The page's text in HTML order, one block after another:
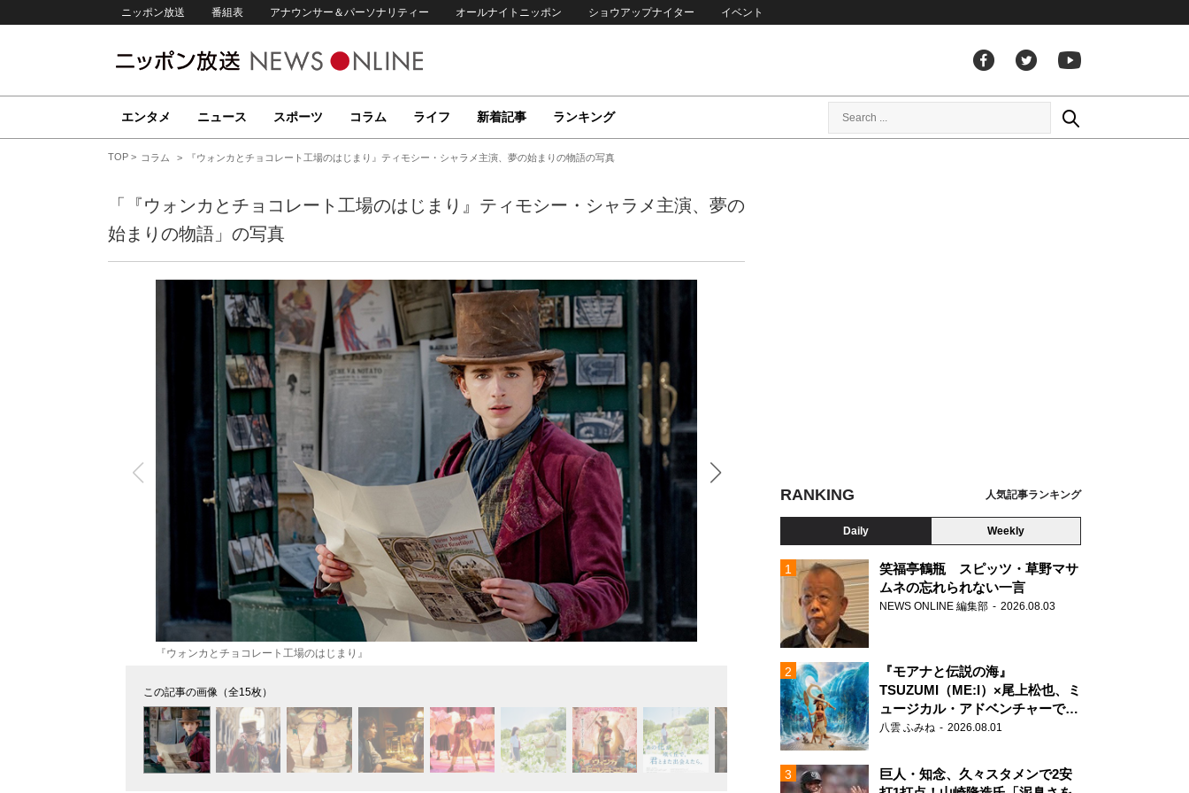
ニッポン放送 番組表 アナウンサー＆パーソナリティー オールナイトニッポン ショウアップナイター イベント
エンタメ ニュース スポーツ コラム ライフ 新着記事 ランキング
TOP コラム 『ウォンカとチョコレート工場のはじまり』ティモシー・シャラメ主演、夢の始まりの物語の写真
「『ウォンカとチョコレート工場のはじまり』ティモシー・シャラメ主演、夢の
始まりの物語」の写真
『ウォンカとチョコレート工場のはじまり』
『ウォンカとチョコレート工場のはじまり』
この記事の画像（全15枚）
RANKING 人気記事ランキング
Daily Weekly
笑福亭鶴瓶 スピッツ・草野マサ
ムネの忘れられない一言
NEWS ONLINE 編集部 2026.08.03
『モアナと伝説の海』
TSUZUMI（ME:I）×尾上松也、ミ
ュージカル・アドベンチャーで美
声を響かせる
八雲 ふみね 2026.08.01
巨人・知念、久々スタメンで2安